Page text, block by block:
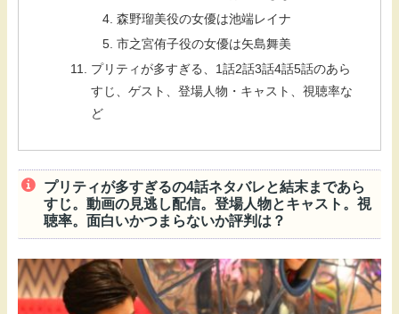
森野瑠美役の女優は池端レイナ
市之宮侑子役の女優は矢島舞美
プリティが多すぎる、1話2話3話4話5話のあら
すじ、ゲスト、登場人物・キャスト、視聴率な
ど
プリティが多すぎるの4話ネタバレと結末まであら
すじ。動画の見逃し配信。登場人物とキャスト。視
聴率。面白いかつまらないか評判は？